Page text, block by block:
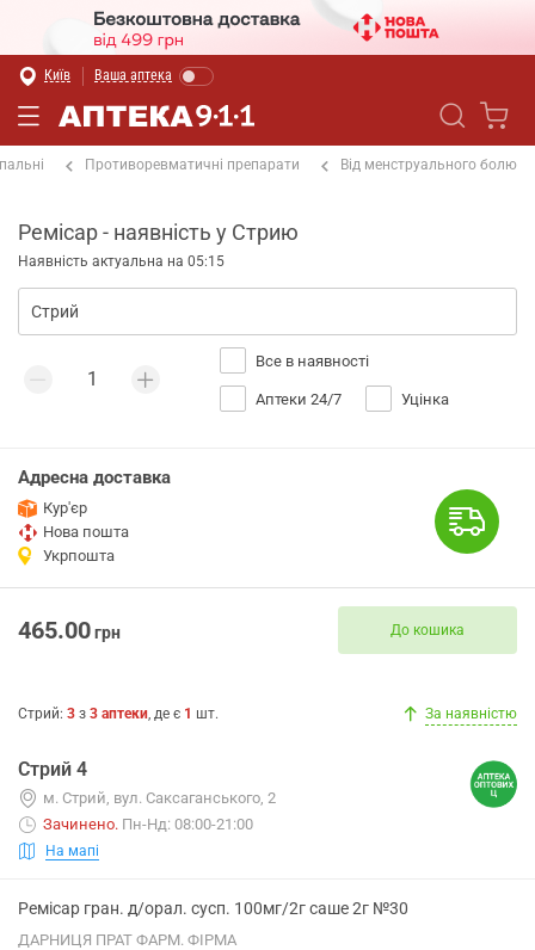
Київ Ваша аптека
Противоревматичні препарати Від менструального болю
Ремісар - наявність у Стрию
Наявність актуальна на 05:15
Все в наявності
Аптеки 24/7 Уцінка
Адресна доставка
Кур'єр
Нова пошта
Укрпошта
465.00грн До кошика
Стрий: 3 з 3 аптеки, де є 1 шт. За наявністю
Стрий 4
м. Стрий, вул. Саксаганського, 2
Зачинено. Пн-Нд: 08:00-21:00
На мапі
Ремісар гран. д/орал. сусп. 100мг/2г саше 2г №30
ДАРНИЦЯ ПРАТ ФАРМ. ФІРМА